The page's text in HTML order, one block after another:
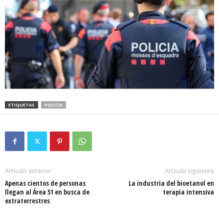
ETIQUETAS POLICIA
Artículo anterior
Apenas cientos de personas
llegan al Área 51 en busca de
extraterrestres
Artículo siguiente
La industria del bioetanol en
terapia intensiva